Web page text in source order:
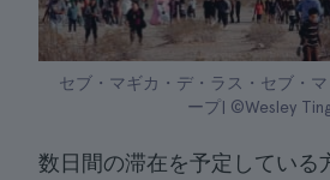
セブ・マギカ・デ・ラス・セブ・
ープ| ©Wesley
数日間の滞在を予定している